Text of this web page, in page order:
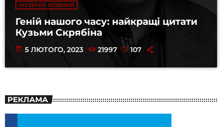
МУЗИЧНІ НОВИНИ
Геній нашого часу: найкращі цитати
Кузьми Скрябіна
today 5 ЛЮТОГО, 2023 21997 107
РЕКЛАМА